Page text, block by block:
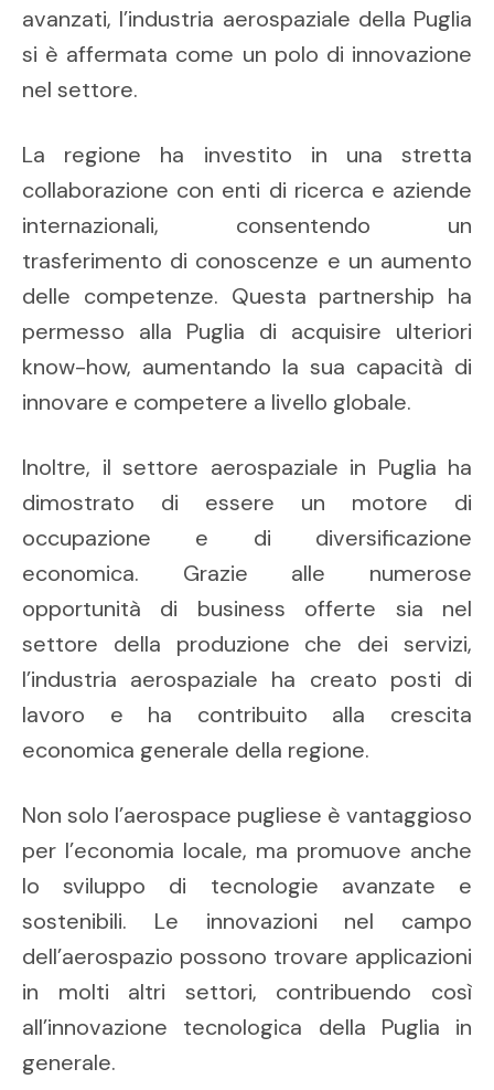
avanzati, l’industria aerospaziale della Puglia
si è affermata come un polo di innovazione
nel settore.
La regione ha investito in una stretta
collaborazione con enti di ricerca e aziende
internazionali, consentendo un
trasferimento di conoscenze e un aumento
delle competenze. Questa partnership ha
permesso alla Puglia di acquisire ulteriori
know-how, aumentando la sua capacità di
innovare e competere a livello globale.
Inoltre, il settore aerospaziale in Puglia ha
dimostrato di essere un motore di
occupazione e di diversificazione
economica. Grazie alle numerose
opportunità di business offerte sia nel
settore della produzione che dei servizi,
l’industria aerospaziale ha creato posti di
lavoro e ha contribuito alla crescita
economica generale della regione.
Non solo l’aerospace pugliese è vantaggioso
per l’economia locale, ma promuove anche
lo sviluppo di tecnologie avanzate e
sostenibili. Le innovazioni nel campo
dell’aerospazio possono trovare applicazioni
in molti altri settori, contribuendo così
all’innovazione tecnologica della Puglia in
generale.